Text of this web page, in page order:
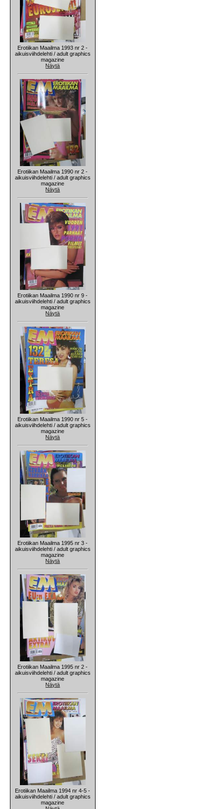
Erotiikan Maailma 1993 nr 2 -
aikuisviihdelehti / adult graphics
magazine
Näytä
Erotiikan Maailma 1990 nr 2 -
aikuisviihdelehti / adult graphics
magazine
Näytä
Erotiikan Maailma 1990 nr 9 -
aikuisviihdelehti / adult graphics
magazine
Näytä
Erotiikan Maailma 1990 nr 5 -
aikuisviihdelehti / adult graphics
magazine
Näytä
Erotiikan Maailma 1995 nr 3 -
aikuisviihdelehti / adult graphics
magazine
Näytä
Erotiikan Maailma 1995 nr 2 -
aikuisviihdelehti / adult graphics
magazine
Näytä
Erotiikan Maailma 1994 nr 4-5 -
aikuisviihdelehti / adult graphics
magazine